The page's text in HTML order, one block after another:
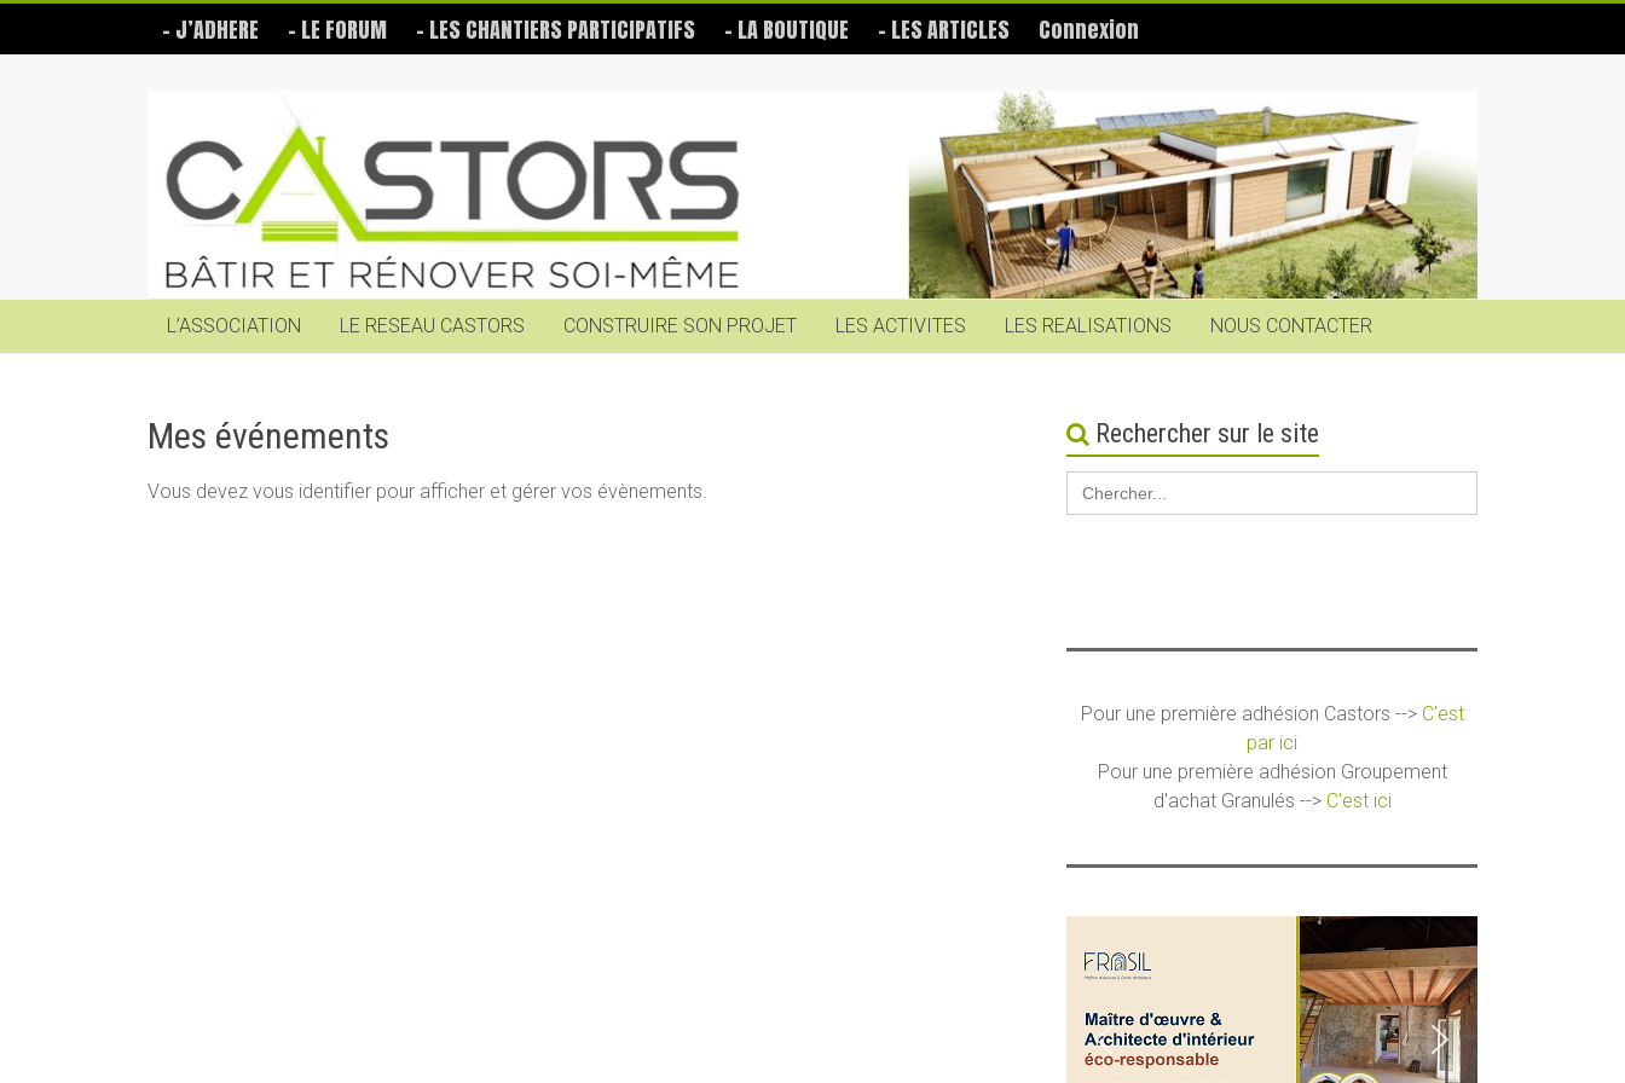
content
– J’ADHERE – LE FORUM – LES CHANTIERS PARTICIPATIFS – LA BOUTIQUE – LES ARTICLES Connexion
Castors
Bâtir
soi-
même
L’ASSOCIATION
LE RESEAU CASTORS CONSTRUIRE SON PROJET LES ACTIVITES LES REALISATIONS NOUS CONTACTER
Mes événements
Vous devez vous identifier pour afficher et gérer vos évènements.
Rechercher sur le site
Search
for:
Pour une première adhésion Castors --> C'est
par ici
Pour une première adhésion Groupement
d'achat Granulés --> C'est ici